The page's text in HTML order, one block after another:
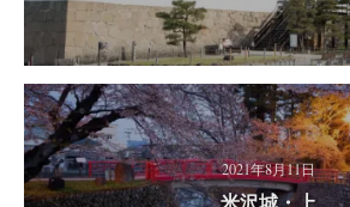
2021年8月11日